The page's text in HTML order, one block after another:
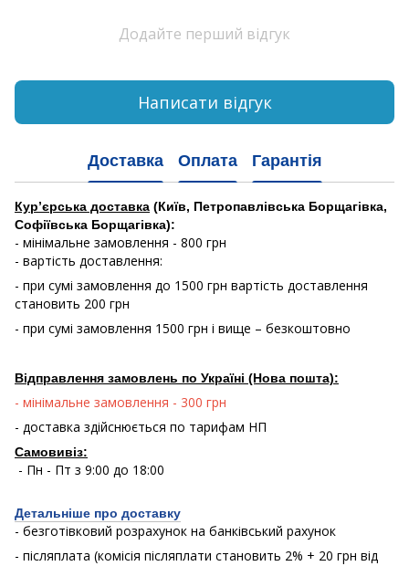
Додайте перший відгук
Написати відгук
Доставка Оплата Гарантія
Кур’єрська доставка (Київ, Петропавлівська Борщагівка,
Софіївська Борщагівка):
- мінімальне замовлення - 800 грн
- вартість доставлення:
- при сумі замовлення до 1500 грн вартість доставлення
становить 200 грн
- при сумі замовлення 1500 грн і вище – безкоштовно
Відправлення замовлень по Україні (Нова пошта):
- мінімальне замовлення - 300 грн
- доставка здійснюється по тарифам НП
Самовивіз:
- Пн - Пт з 9:00 до 18:00
Детальніше про доставку
- безготівковий розрахунок на банківський рахунок
- післяплата (комісія післяплати становить 2% + 20 грн від